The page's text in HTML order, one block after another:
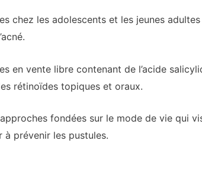
chez les adolescents et les jeunes
en vente libre contenant de l’acide
rétinoïdes topiques et oraux.
fondées sur le mode de vie qui
prévenir les pustules.